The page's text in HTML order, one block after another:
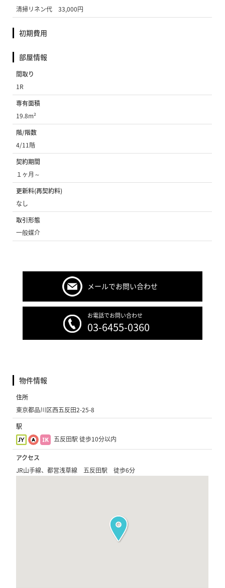
清掃リネン代 33,000円
初期費用
部屋情報
間取り
1R
専有面積
19.8m²
階/階数
4/11階
契約期間
１ヶ月～
更新料(再契約料)
なし
取引形態
一般媒介
メールでお問い合わせ
お電話でお問い合わせ
03-6455-0360
物件情報
住所
東京都品川区西五反田2-25-8
駅
五反田駅 徒歩10分以内
アクセス
JR山手線、都営浅草線 五反田駅 徒歩6分